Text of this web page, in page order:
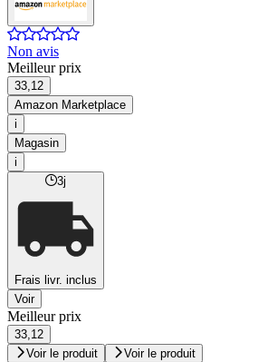
Non avis
Meilleur prix
33,12
Amazon Marketplace
i
Magasin
i
3j
Frais livr. inclus
Voir
Meilleur prix
33,12
Voir le produit
Voir le produit